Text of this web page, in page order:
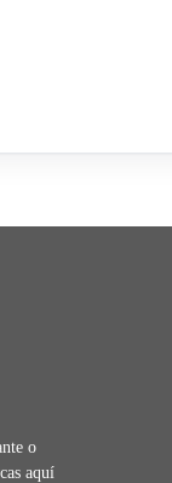
o
aquí